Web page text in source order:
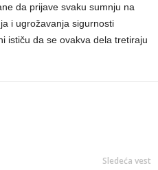
da prijave svaku sumnju na
i ugrožavanja sigurnosti
ističu da se ovakva dela tretiraju
Sledeća vest